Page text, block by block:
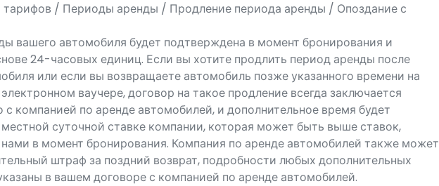
тарифов / Периоды аренды / Продление периода аренды / Опоздание с
вашего автомобиля будет подтверждена в момент бронирования и
24-часовых единиц. Если вы хотите продлить период аренды после
или если вы возвращаете автомобиль позже указанного времени на
ваучере, договор на такое продление всегда заключается
с компанией по аренде автомобилей, и дополнительное время будет
местной суточной ставке компании, которая может быть выше ставок,
нами в момент бронирования. Компания по аренде автомобилей также может
штраф за поздний возврат, подробности любых дополнительных
в вашем договоре с компанией по аренде автомобилей.